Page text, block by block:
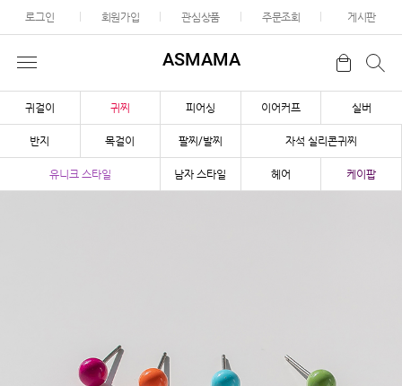
로그인 회원가입 관심상품 주문조회 게시판
ASMAMA
귀걸이 귀찌 피어싱 이어커프 실버
반지 목걸이 팔찌/발찌 자석 실리콘귀찌
유니크 스타일 남자 스타일 헤어 케이팝